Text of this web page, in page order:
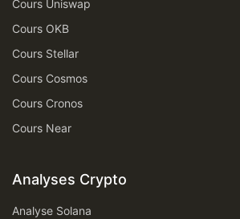
Cours Uniswap
Cours OKB
Cours Stellar
Cours Cosmos
Cours Cronos
Cours Near
Analyses Crypto
Analyse Solana